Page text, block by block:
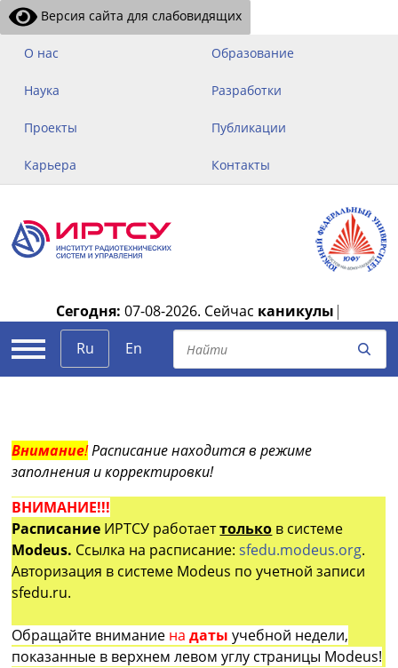
Версия сайта для слабовидящих
О нас Образование
Наука Разработки
Проекты Публикации
Карьера Контакты
Сегодня: 07-08-2026. Сейчас каникулы |
Ru
En
Внимание!Расписание находится в режиме
заполнения и корректировки!
ВНИМАНИЕ!!!
Расписание ИРТСУ работаеттолько в системе
Modeus. Ссылка на расписание:sfedu.modeus.org.
Авторизация в системе Modeus по учетной записи
sfedu.ru.
Обращайте внимание на датыучебной недели,
показанные в верхнем левом углу страницы Modeus!